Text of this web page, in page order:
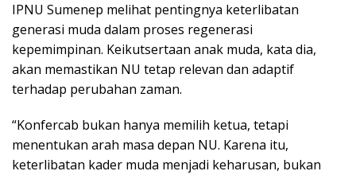
IPNU Sumenep melihat pentingnya keterlibatan
generasi muda dalam proses regenerasi
kepemimpinan. Keikutsertaan anak muda, kata dia,
akan memastikan NU tetap relevan dan adaptif
terhadap perubahan zaman.
“Konfercab bukan hanya memilih ketua, tetapi
menentukan arah masa depan NU. Karena itu,
keterlibatan kader muda menjadi keharusan, bukan